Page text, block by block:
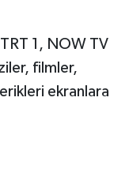
1, NOW TV
filmler,
ekranlara